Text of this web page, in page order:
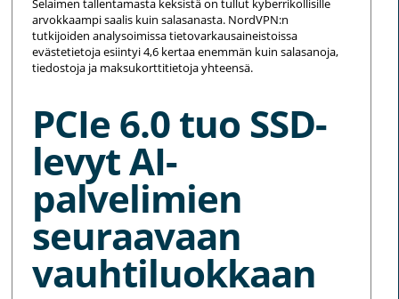
Selaimen tallentamasta keksistä on tullut kyberrikollisille
arvokkaampi saalis kuin salasanasta. NordVPN:n
tutkijoiden analysoimissa tietovarkausaineistoissa
evästetietoja esiintyi 4,6 kertaa enemmän kuin salasanoja,
tiedostoja ja maksukorttitietoja yhteensä.
PCIe 6.0 tuo SSD-
levyt AI-
palvelimien
seuraavaan
vauhtiluokkaan